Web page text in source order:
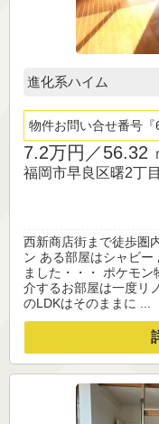
進化系ハイム
物件お問い合せ番号
7.2万円／56.32
福岡市早良区曙2丁目
西新商店街まで徒歩圏
ン ある部屋はシャビー
ました・・・ ポケモ
介するお部屋は一度リ
のLDKはそのままに ...